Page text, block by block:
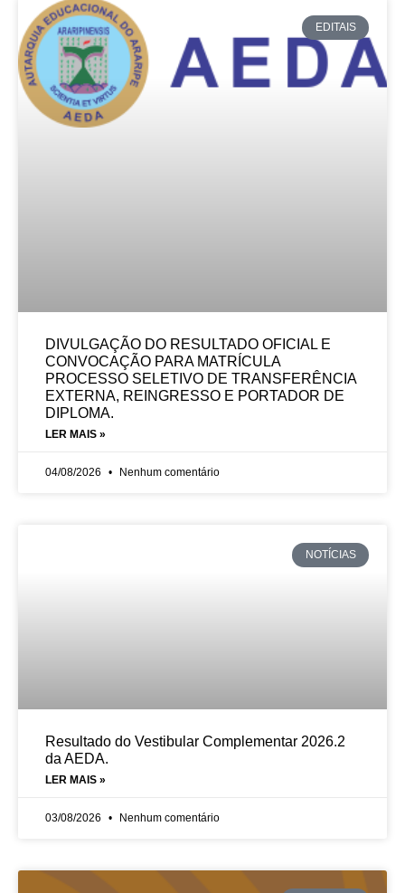
EDITAIS
DIVULGAÇÃO DO RESULTADO OFICIAL E
CONVOCAÇÃO PARA MATRÍCULA
PROCESSO SELETIVO DE TRANSFERÊNCIA
EXTERNA, REINGRESSO E PORTADOR DE
DIPLOMA.
LER MAIS »
04/08/2026 Nenhum comentário
NOTÍCIAS
Resultado do Vestibular Complementar 2026.2
da AEDA.
LER MAIS »
03/08/2026 Nenhum comentário